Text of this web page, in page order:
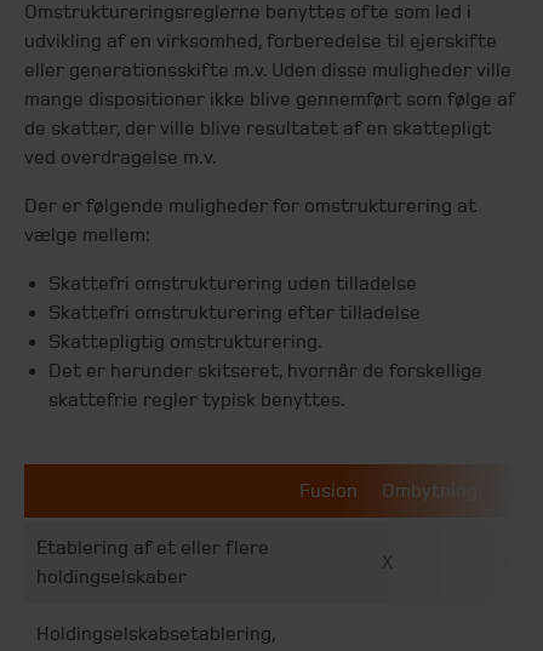
Omstruktureringsreglerne benyttes ofte som led i
udvikling af en virksomhed, forberedelse til ejerskifte
eller generationsskifte m.v. Uden disse muligheder ville
mange dispositioner ikke blive gennemført som følge af
de skatter, der ville blive resultatet af en skattepligt
ved overdragelse m.v.
Der er følgende muligheder for omstrukturering at
vælge mellem:
Skattefri omstrukturering uden tilladelse
Skattefri omstrukturering efter tilladelse
Skattepligtig omstrukturering.
Det er herunder skitseret, hvornår de forskellige
skattefrie regler typisk benyttes.
Fusion Ombytning
Etablering af et eller flere
holdingselskaber
X
Holdingselskabsetablering,